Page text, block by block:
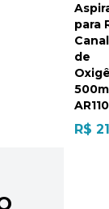
para
de
AR110
R$